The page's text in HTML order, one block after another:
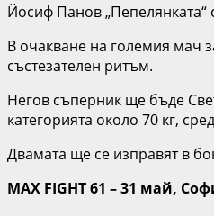
Йосиф Панов
В очакване на големия мач
състезателен ритъм.
Негов съперник ще бъде
категорията около 70 кг,
Двамата ще се изправят в
MAX FIGHT 61 – 31 май,